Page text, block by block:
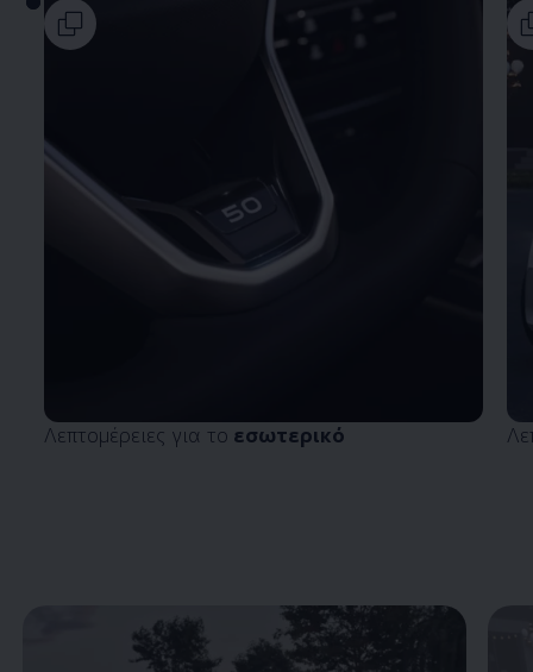
Λεπτομέρειες για το εσωτερικό
Enable fullscreen mode